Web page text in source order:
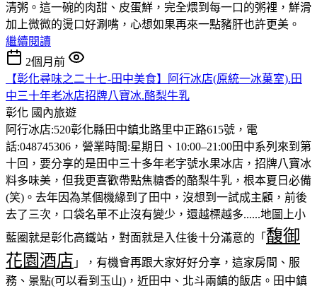
清粥。這一碗的肉甜、皮蛋鮮，完全煨到每一口的粥裡，鮮滑
加上微微的燙口好涮嘴，心想如果再來一點豬肝也許更美。
繼續閱讀
2個月前
【彰化尋味之二十七-田中美食】阿行冰店(原統一冰菓室).田
中三十年老冰店招牌八寶冰.酪梨牛乳
彰化 國內旅遊
阿行冰店:520彰化縣田中鎮北路里中正路615號，電
話:048745306，營業時間:星期日、10:00–21:00田中系列來到第
十回，要分享的是田中三十多年老字號水果冰店，招牌八寶冰
料多味美，但我更喜歡帶點焦糖香的酪梨牛乳，根本夏日必備
(笑)。去年因為某個機緣到了田中，沒想到一試成主顧，前後
去了三次，口袋名單不止沒有變少，還越標越多......地圖上小
藍圈就是彰化高鐵站，對面就是入住後十分滿意的「 馥御
花園酒店 」，有機會再跟大家好好分享，這家房間、服
務、景點(可以看到玉山)，近田中、北斗兩鎮的飯店。田中鎮